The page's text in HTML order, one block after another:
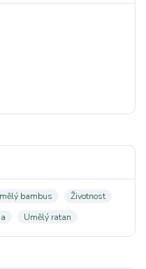
bambus
Životnost
Umělý ratan